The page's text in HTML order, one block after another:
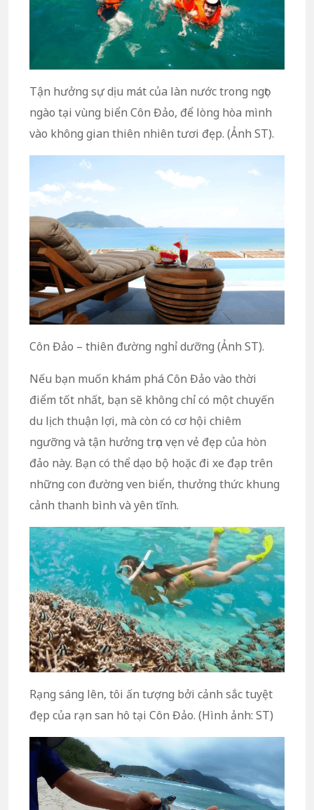
Tận hưởng sự dịu mát của làn nước trong ngọt
ngào tại vùng biển Côn Đảo, để lòng hòa mình
vào không gian thiên nhiên tươi đẹp. (Ảnh ST).
Côn Đảo – thiên đường nghỉ dưỡng (Ảnh ST).
Nếu bạn muốn khám phá Côn Đảo vào thời
điểm tốt nhất, bạn sẽ không chỉ có một chuyến
du lịch thuận lợi, mà còn có cơ hội chiêm
ngưỡng và tận hưởng trọn vẹn vẻ đẹp của hòn
đảo này. Bạn có thể dạo bộ hoặc đi xe đạp trên
những con đường ven biển, thưởng thức khung
cảnh thanh bình và yên tĩnh.
Rạng sáng lên, tôi ấn tượng bởi cảnh sắc tuyệt
đẹp của rạn san hô tại Côn Đảo. (Hình ảnh: ST)